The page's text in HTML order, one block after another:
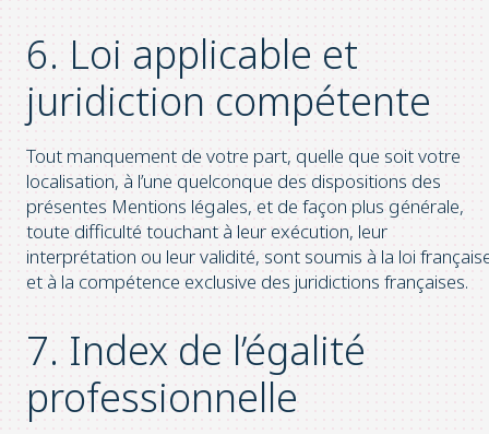
6. Loi applicable et
juridiction compétente
Tout manquement de votre part, quelle que soit votre
localisation, à l’une quelconque des dispositions des
présentes Mentions légales, et de façon plus générale,
toute difficulté touchant à leur exécution, leur
interprétation ou leur validité, sont soumis à la loi
et à la compétence exclusive des juridictions françaises.
7. Index de l’égalité
professionnelle